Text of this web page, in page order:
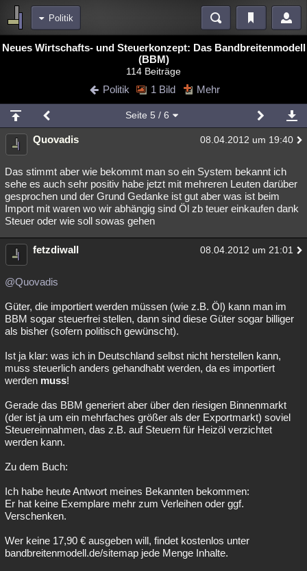
Politik
Bereiche
Blogs
Neuigkeiten
meine Rubriken
Menschen Wissenschaft Politik Mystery Kriminalfälle
Spiritualität
Natur Umfragen Unterhaltung
weitere Rubriken
Philosophie Träume Orte
Astronomie Gaming Filme
Musik
Übersichten
Besucht Teilgenommen Alle Neue Geschlossen
Neues Wirtschafts- und Steuerkonzept: Das Bandbreitenmodell
(BBM)
114 Beiträge
Politik 1 Bild Mehr
Seite 5 / 6
Quovadis 08.04.2012 um 19:40
Das stimmt aber wie bekommt man so ein System bekannt ich
sehe es auch sehr positiv habe jetzt mit mehreren Leuten darüber
gesprochen und der Grund Gedanke ist gut aber was ist beim
Import mit waren wo wir abhängig sind Öl zb teuer einkaufen dank
Steuer oder wie soll sowas gehen
fetzdiwall 08.04.2012 um 21:01
@Quovadis
Güter, die importiert werden müssen (wie z.B. Öl) kann man im
BBM sogar steuerfrei stellen, dann sind diese Güter sogar billiger
als bisher (sofern politisch gewünscht).
Ist ja klar: was ich in Deutschland selbst nicht herstellen kann,
muss steuerlich anders gehandhabt werden, da es importiert
werden muss!
Gerade das BBM generiert aber über den riesigen Binnenmarkt
(der ist ja um ein mehrfaches größer als der Exportmarkt) soviel
Steuereinnahmen, das z.B. auf Steuern für Heizöl verzichtet
werden kann.
Zu dem Buch:
Ich habe heute Antwort meines Bekannten bekommen:
Er hat keine Exemplare mehr zum Verleihen oder ggf.
Verschenken.
Wer keine 17,90 € ausgeben will, findet kostenlos unter
bandbreitenmodell.de/sitemap jede Menge Inhalte.